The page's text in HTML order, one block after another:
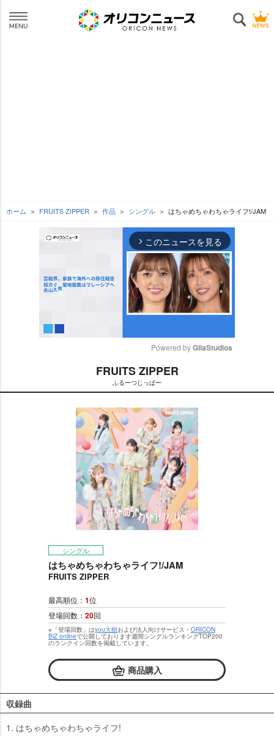
ホーム FRUITS ZIPPER 作品 シングル はちゃめちゃわちゃライフ!/JAM
arrow_forward_ios このニュースを見る
t
e
Powered by GliaStudios
FRUITS ZIPPER
ふるーつじっぱー
シングル
はちゃめちゃわちゃライフ!/JAM
FRUITS ZIPPER
最高順位： 1位
登場回数： 20回
※「登場回数」はyou大樹および法人向けサービス・ ORICON
BiZ onlineで公開しております週間シングルランキングTOP200
のランクイン回数を掲載しています。
商品購入
収録曲
1. はちゃめちゃわちゃライフ!